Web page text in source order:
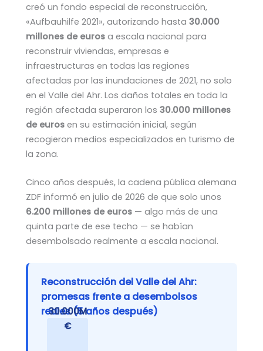
creó un fondo especial de reconstrucción,
«Aufbauhilfe 2021», autorizando hasta 30.000
millones de euros a escala nacional para
reconstruir viviendas, empresas e
infraestructuras en todas las regiones
afectadas por las inundaciones de 2021, no solo
en el Valle del Ahr. Los daños totales en toda la
región afectada superaron los 30.000 millones
de euros en su estimación inicial, según
recogieron medios especializados en turismo de
la zona.
Cinco años después, la cadena pública alemana
ZDF informó en julio de 2026 de que solo unos
6.200 millones de euros — algo más de una
quinta parte de ese techo — se habían
desembolsado realmente a escala nacional.
Reconstrucción del Valle del Ahr:
promesas frente a desembolsos
reales (5 años después)
30.000M
€